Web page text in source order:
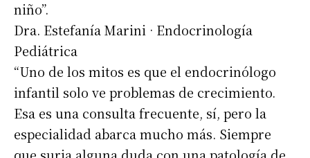
Dirección de correo electrónico
Nombre
Número de teléfono
niño”.
Dra. Estefanía Marini · Endocrinología
Pediátrica
“Uno de los mitos es que el endocrinólogo
infantil solo ve problemas de crecimiento.
Esa es una consulta frecuente, sí, pero la
especialidad abarca mucho más. Siempre